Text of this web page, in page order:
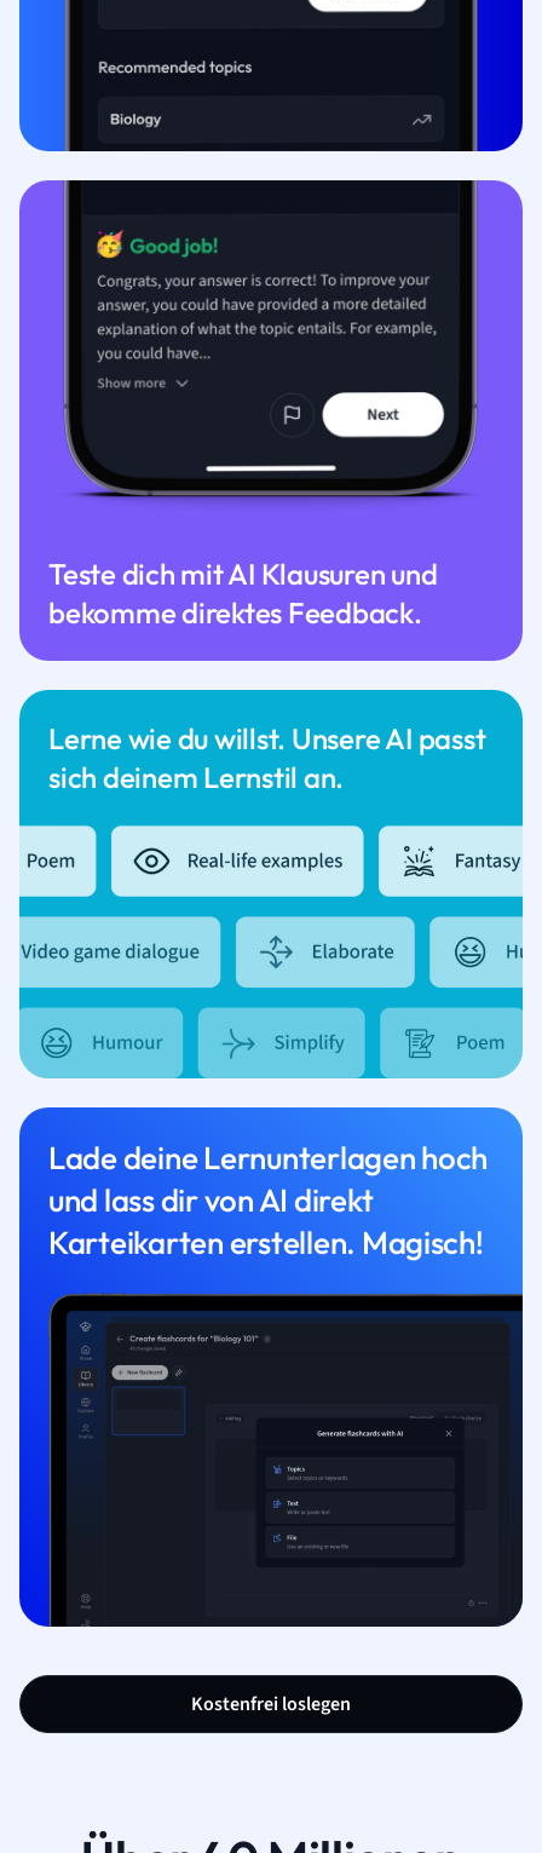
Lerne wie du willst. Unsere AI passt
sich deinem Lernstil an.
Teste dich mit AI Klausuren und
bekomme direktes Feedback.
Lade deine Lernunterlagen hoch
und lass dir von AI direkt
Karteikarten erstellen. Magisch!
Kostenfrei loslegen